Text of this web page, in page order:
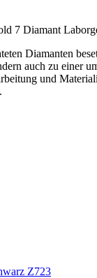
7 Diamant
Diamanten
auch zu einer
und